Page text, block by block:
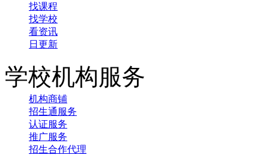
找课程
找学校
看资讯
日更新
学校机构服务
机构商铺
招生通服务
认证服务
推广服务
招生合作代理